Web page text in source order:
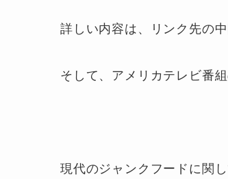
詳しい内容は、リンク先の
そして、アメリカテレビ番
現代のジャンクフードに関